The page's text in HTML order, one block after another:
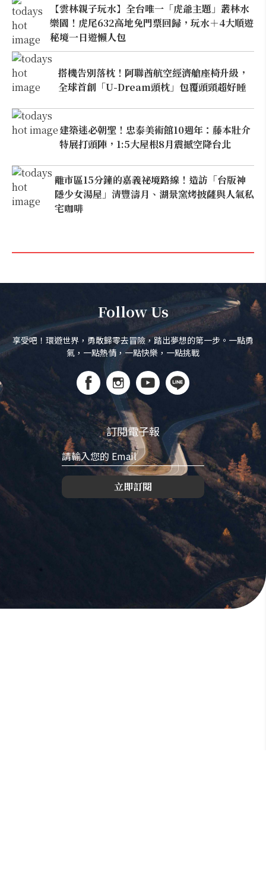
【雲林親子玩水】全台唯一「虎爺主題」叢林水
樂園！虎尾632高地免門票回歸，玩水＋4大順遊
秘境一日遊懶人包
搭機告別落枕！阿聯酋航空經濟艙座椅升級，
全球首創「U-Dream頭枕」包覆頭頸超好睡
建築迷必朝聖！忠泰美術館10週年：藤本壯介
特展打頭陣，1:5大屋根8月震撼空降台北
離市區15分鐘的嘉義祕境路線！造訪「台版神
隱少女湯屋」清豐濤月、湖景窯烤披薩與人氣私
宅咖啡
Follow Us
享受吧！環遊世界，勇敢歸零去冒險，踏出夢想的第一步。一點勇
氣，一點熱情，一點快樂，一點挑戰
訂閱電子報
立即訂閱